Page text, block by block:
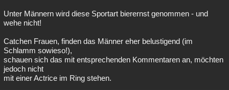
Unter Männern wird diese Sportart bierernst genommen - und
wehe nicht!
Catchen Frauen, finden das Männer eher belustigend (im
Schlamm sowieso!),
schauen sich das mit entsprechenden Kommentaren an, möchten
jedoch nicht
mit einer Actrice im Ring stehen.